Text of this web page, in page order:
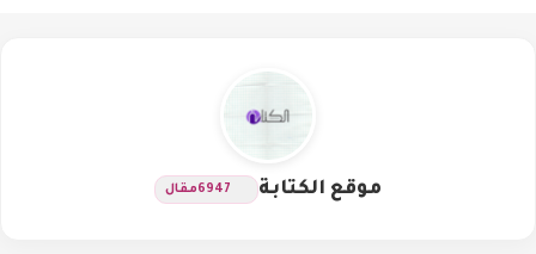
موقع الكتابة 6947مقال